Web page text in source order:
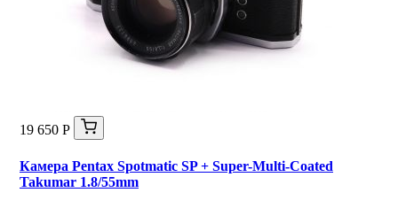
19 650 Р
Камера Pentax Spotmatic SP + Super-Multi-Coated
Takumar 1.8/55mm